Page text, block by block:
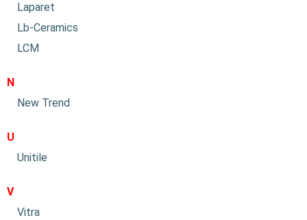
Laparet
Lb-Ceramics
LCM
N
New Trend
U
Unitile
V
Vitra